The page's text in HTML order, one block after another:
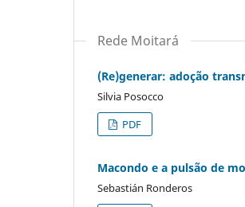
Rede Moitará
(Re)generar: adoção
Silvia Posocco
PDF
Macondo e a pulsão de
Sebastián Ronderos